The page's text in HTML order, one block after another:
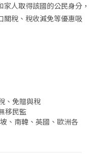
人取得該國的公民身分，
關稅、稅收減免等優惠吸
、免贈與稅
移民監
、南韓、英國、歐洲各